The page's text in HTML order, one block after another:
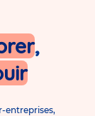
,
entreprises,